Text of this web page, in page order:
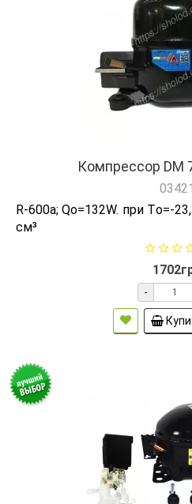
Компрессор DM
03421
R-600а; Qо=132W. при Tо=-
см³
-